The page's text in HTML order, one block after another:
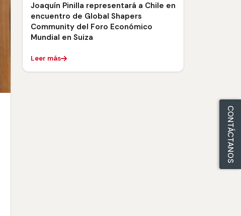
Joaquín Pinilla representará a Chile en
encuentro de Global Shapers
Community del Foro Económico
Mundial en Suiza
Leer más
CONTÁCTANOS